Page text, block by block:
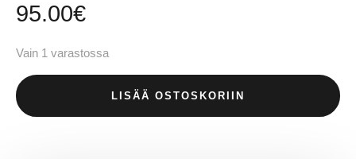
95.00€
Vain 1 varastossa
LISÄÄ OSTOSKORIIN